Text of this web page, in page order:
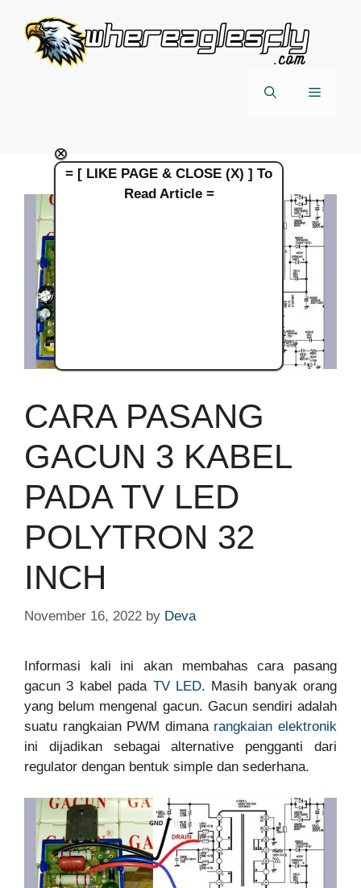
content
Menu
CARA PASANG
GACUN 3 KABEL
PADA TV LED
POLYTRON 32
INCH
November 16, 2022 by Deva
Informasi kali ini akan membahas cara pasang
gacun 3 kabel pada TV LED. Masih banyak orang
yang belum mengenal gacun. Gacun sendiri adalah
suatu rangkaian PWM dimana rangkaian elektronik
ini dijadikan sebagai alternative pengganti dari
regulator dengan bentuk simple dan sederhana.
×
= [ LIKE PAGE & CLOSE (X) ] To
Read Article =